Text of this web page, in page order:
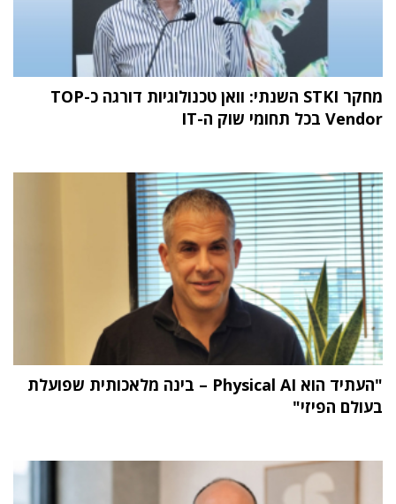
מחקר STKI השנתי: וואן טכנולוגיות דורגה כ-TOP
Vendor בכל תחומי שוק ה-IT
"העתיד הוא Physical AI – בינה מלאכותית שפועלת
בעולם הפיזי"